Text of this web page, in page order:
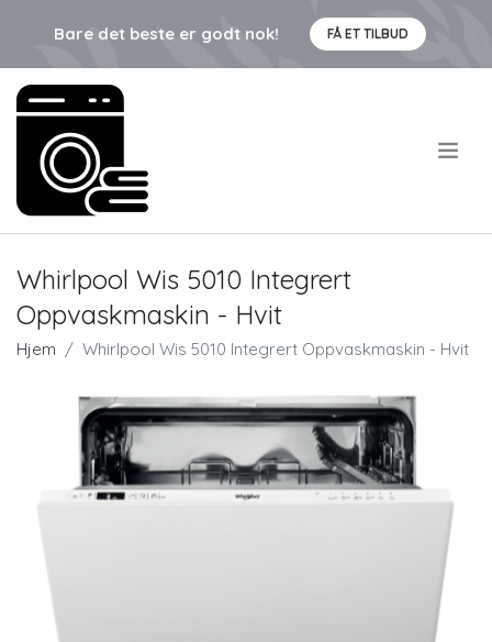
Bare det beste er godt nok! FÅ ET TILBUD
Whirlpool Wis 5010 Integrert
Oppvaskmaskin - Hvit
Hjem Whirlpool Wis 5010 Integrert Oppvaskmaskin - Hvit